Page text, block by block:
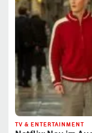
TV & ENTERTAINMENT